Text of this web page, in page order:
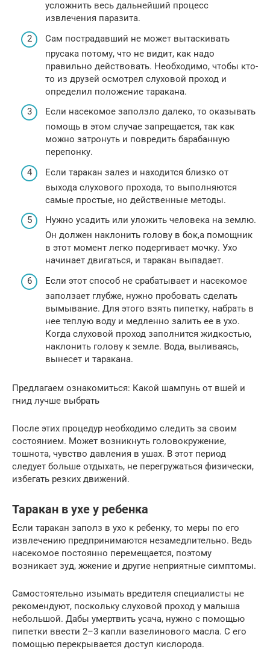
усложнить весь дальнейший процесс
извлечения паразита.
Сам пострадавший не может вытаскивать
прусака потому, что не видит, как надо
правильно действовать. Необходимо, чтобы кто-
то из друзей осмотрел слуховой проход и
определил положение таракана.
Если насекомое заползло далеко, то оказывать
помощь в этом случае запрещается, так как
можно затронуть и повредить барабанную
перепонку.
Если таракан залез и находится близко от
выхода слухового прохода, то выполняются
самые простые, но действенные методы.
Нужно усадить или уложить человека на землю.
Он должен наклонить голову в бок,а помощник
в этот момент легко подергивает мочку. Ухо
начинает двигаться, и таракан выпадает.
Если этот способ не срабатывает и насекомое
заползает глубже, нужно пробовать сделать
вымывание. Для этого взять пипетку, набрать в
нее теплую воду и медленно залить ее в ухо.
Когда слуховой проход заполнится жидкостью,
наклонить голову к земле. Вода, выливаясь,
вынесет и таракана.
Предлагаем ознакомиться: Какой шампунь от вшей и
гнид лучше выбрать
После этих процедур необходимо следить за своим
состоянием. Может возникнуть головокружение,
тошнота, чувство давления в ушах. В этот период
следует больше отдыхать, не перегружаться физически,
избегать резких движений.
Таракан в ухе у ребенка
Если таракан заполз в ухо к ребенку, то меры по его
извлечению предпринимаются незамедлительно. Ведь
насекомое постоянно перемещается, поэтому
возникает зуд, жжение и другие неприятные симптомы.
Самостоятельно изымать вредителя специалисты не
рекомендуют, поскольку слуховой проход у малыша
небольшой. Дабы умертвить усача, нужно с помощью
пипетки ввести 2–3 капли вазелинового масла. С его
помощью перекрывается доступ кислорода.